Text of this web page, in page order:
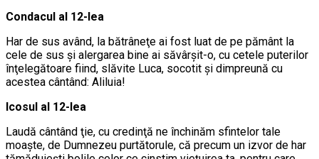
Condacul al 12-lea
Har de sus având, la bătrâneţe ai fost luat de pe pământ la
cele de sus şi alergarea bine ai săvârşit-o, cu cetele puterilor
înţelegătoare fiind, slăvite Luca, socotit şi dimpreună cu
acestea cântând: Aliluia!
Icosul al 12-lea
Laudă cântând ţie, cu credinţă ne închinăm sfintelor tale
moaşte, de Dumnezeu purtătorule, că precum un izvor de har